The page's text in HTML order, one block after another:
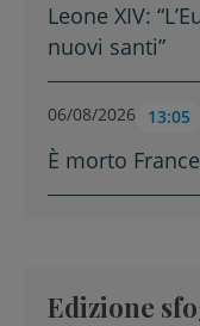
Leone XIV:
nuovi santi”
06/08/2026 13:05
È morto
Edizione